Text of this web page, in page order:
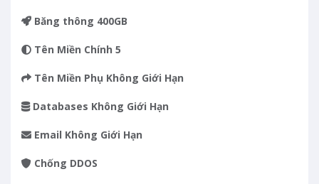
Băng thông 400GB
Tên Miền Chính 5
Tên Miền Phụ Không Giới Hạn
Databases Không Giới Hạn
Email Không Giới Hạn
Chống DDOS